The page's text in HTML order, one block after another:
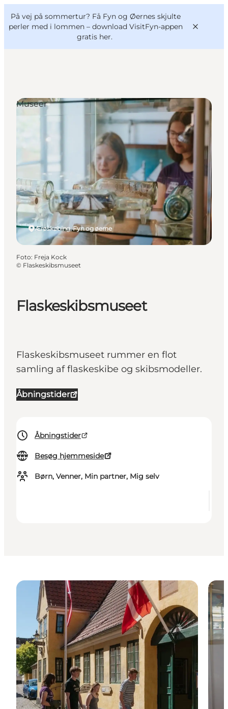
På vej på sommertur? Få Fyn og Øernes skjulte
perler med i lommen – download VisitFyn-appen
gratis her.
Oplevelser
Mad og drikke
Book lokale oplevelser
VisitFyn
Deutsch
Flaskeskibsmuseet
Flaskeskibsmuseet rummer en flot
samling af flaskeskibe og skibsmodeller.
Åbningstider
Åbningstider
Besøg hjemmeside
Børn, Venner, Min partner, Mig selv
Ærøskøbing, Fyn og øerne
Museer
Foto: Freja Kock
© Flaskeskibsmuseet